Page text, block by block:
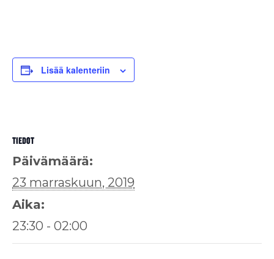
Lisää kalenteriin
TIEDOT
Päivämäärä:
23 marraskuun, 2019
Aika:
23:30 - 02:00